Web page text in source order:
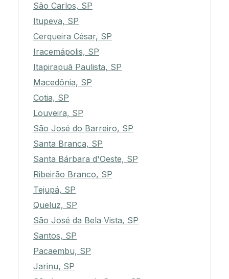
São Carlos, SP
Itupeva, SP
Cerqueira César, SP
Iracemápolis, SP
Itapirapuã Paulista, SP
Macedônia, SP
Cotia, SP
Louveira, SP
São José do Barreiro, SP
Santa Branca, SP
Santa Bárbara d'Oeste, SP
Ribeirão Branco, SP
Tejupá, SP
Queluz, SP
São José da Bela Vista, SP
Santos, SP
Pacaembu, SP
Jarinu, SP